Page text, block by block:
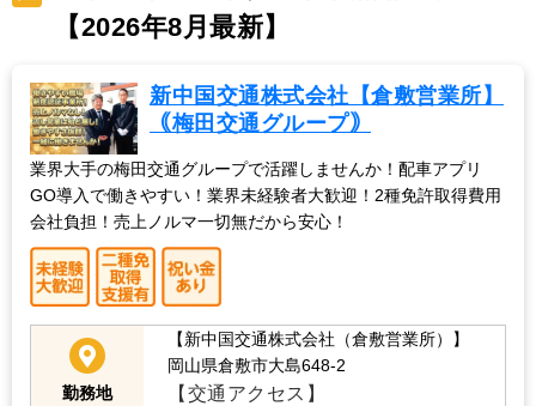
【2026年8月最新】
新中国交通株式会社【倉敷営業所】
｟梅田交通グループ｠
業界大手の梅田交通グループで活躍しませんか！配車アプリ
GO導入で働きやすい！業界未経験者大歓迎！2種免許取得費用
会社負担！売上ノルマ一切無だから安心！
勤務地
【新中国交通株式会社（倉敷営業所）】
岡山県倉敷市大島648-2
【交通アクセス】